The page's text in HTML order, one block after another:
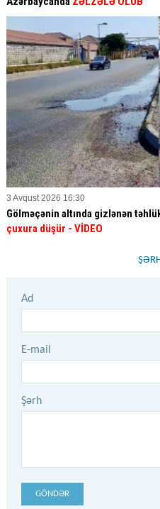
3 Avqust 2026 16:30
Gölməçənin altında gizlənən
çuxura düşür - VİDEO
Ad
E-mail
Şərh
GÖNDƏR